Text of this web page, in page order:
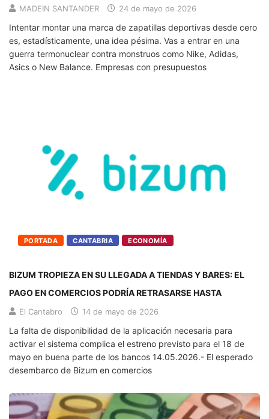
MADEIN SANTANDER 24 de mayo de 2026
Intentar montar una marca de zapatillas deportivas desde cero
es, estadísticamente, una idea pésima. Vas a entrar en una
guerra termonuclear contra monstruos como Nike, Adidas,
Asics o New Balance. Empresas con presupuestos
PORTADA CANTABRIA ECONOMÍA
BIZUM TROPIEZA EN SU LLEGADA A TIENDAS Y BARES: EL
PAGO EN COMERCIOS PODRÍA RETRASARSE HASTA
El Cantabro 14 de mayo de 2026
La falta de disponibilidad de la aplicación necesaria para
activar el sistema complica el estreno previsto para el 18 de
mayo en buena parte de los bancos 14.05.2026.- El esperado
desembarco de Bizum en comercios